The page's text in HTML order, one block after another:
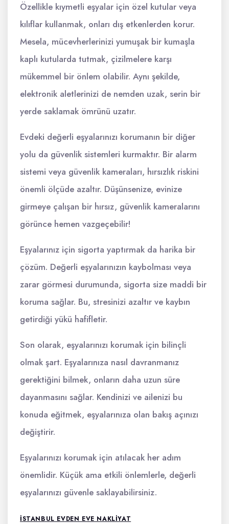
Özellikle kıymetli eşyalar için özel kutular veya
kılıflar kullanmak, onları dış etkenlerden korur.
Mesela, mücevherlerinizi yumuşak bir kumaşla
kaplı kutularda tutmak, çizilmelere karşı
mükemmel bir önlem olabilir. Aynı şekilde,
elektronik aletlerinizi de nemden uzak, serin bir
yerde saklamak ömrünü uzatır.
Evdeki değerli eşyalarınızı korumanın bir diğer
yolu da güvenlik sistemleri kurmaktır. Bir alarm
sistemi veya güvenlik kameraları, hırsızlık riskini
önemli ölçüde azaltır. Düşünsenize, evinize
girmeye çalışan bir hırsız, güvenlik kameralarını
görünce hemen vazgeçebilir!
Eşyalarınız için sigorta yaptırmak da harika bir
çözüm. Değerli eşyalarınızın kaybolması veya
zarar görmesi durumunda, sigorta size maddi bir
koruma sağlar. Bu, stresinizi azaltır ve kaybın
getirdiği yükü hafifletir.
Son olarak, eşyalarınızı korumak için bilinçli
olmak şart. Eşyalarınıza nasıl davranmanız
gerektiğini bilmek, onların daha uzun süre
dayanmasını sağlar. Kendinizi ve ailenizi bu
konuda eğitmek, eşyalarınıza olan bakış açınızı
değiştirir.
Eşyalarınızı korumak için atılacak her adım
önemlidir. Küçük ama etkili önlemlerle, değerli
eşyalarınızı güvenle saklayabilirsiniz.
ISTANBUL EVDEN EVE NAKLIYAT